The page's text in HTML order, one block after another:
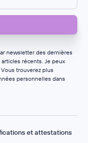
newsletter des dernières
récents. Je peux
trouverez plus
personnelles dans
et attestations